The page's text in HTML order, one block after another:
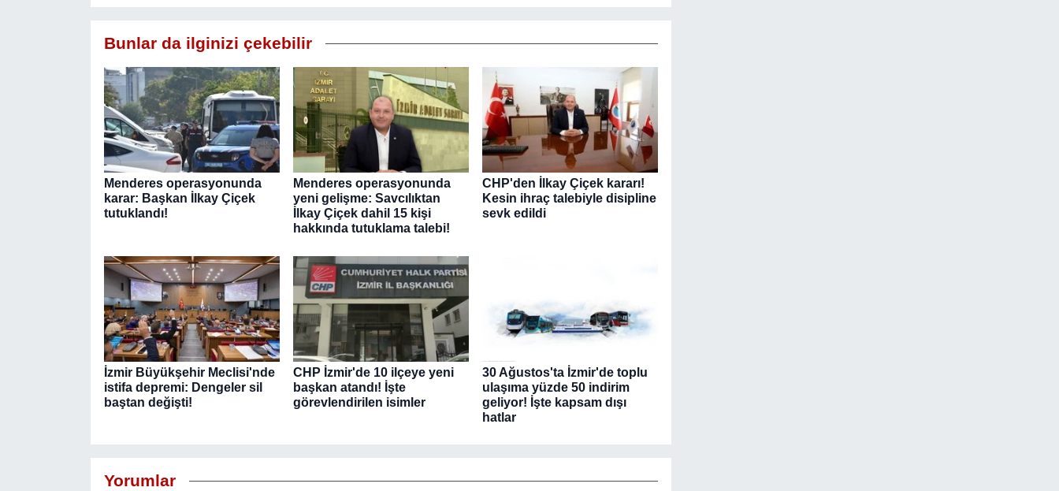
Bunlar da ilginizi çekebilir
Menderes operasyonunda
karar: Başkan İlkay Çiçek
tutuklandı!
Menderes operasyonunda
yeni gelişme: Savcılıktan
İlkay Çiçek dahil 15 kişi
hakkında tutuklama talebi!
CHP'den İlkay Çiçek kararı!
Kesin ihraç talebiyle disipline
sevk edildi
İzmir Büyükşehir Meclisi'nde
istifa depremi: Dengeler sil
baştan değişti!
CHP İzmir'de 10 ilçeye yeni
başkan atandı! İşte
görevlendirilen isimler
30 Ağustos'ta İzmir'de toplu
ulaşıma yüzde 50 indirim
geliyor! İşte kapsam dışı
hatlar
Yorumlar